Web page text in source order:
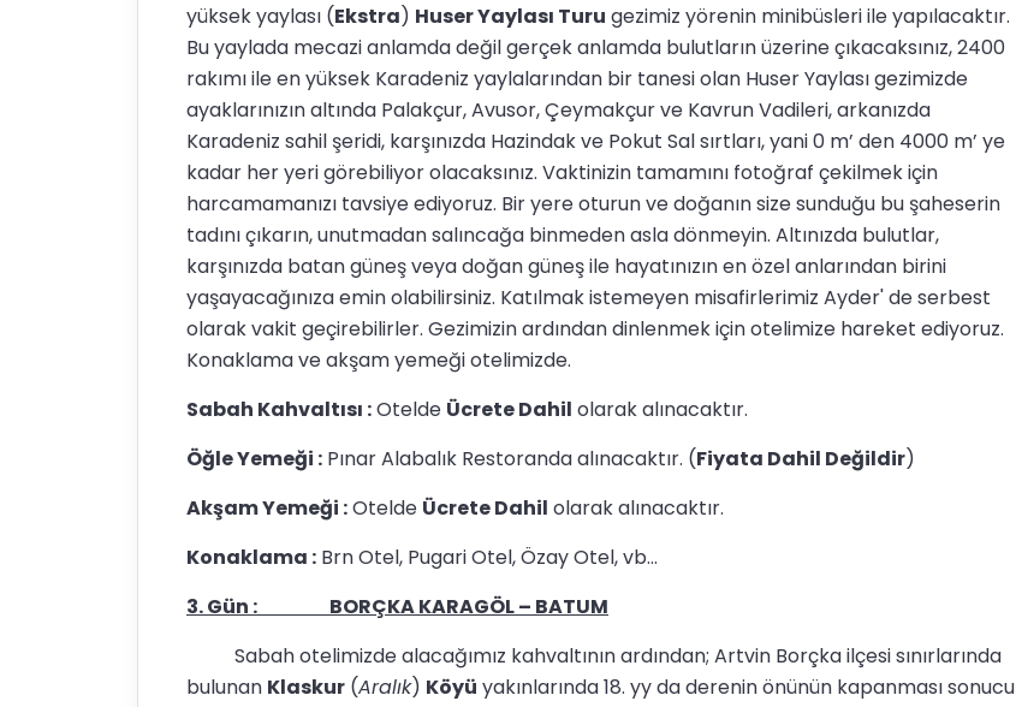
yüksek yaylası (Ekstra) Huser Yaylası Turu gezimiz yörenin minibüsleri ile yapılacaktır.
Bu yaylada mecazi anlamda değil gerçek anlamda bulutların üzerine çıkacaksınız, 2400
rakımı ile en yüksek Karadeniz yaylalarından bir tanesi olan Huser Yaylası gezimizde
ayaklarınızın altında Palakçur, Avusor, Çeymakçur ve Kavrun Vadileri, arkanızda
Karadeniz sahil şeridi, karşınızda Hazindak ve Pokut Sal sırtları, yani 0 m’ den 4000 m’ ye
kadar her yeri görebiliyor olacaksınız. Vaktinizin tamamını fotoğraf çekilmek için
harcamamanızı tavsiye ediyoruz. Bir yere oturun ve doğanın size sunduğu bu şaheserin
tadını çıkarın, unutmadan salıncağa binmeden asla dönmeyin. Altınızda bulutlar,
karşınızda batan güneş veya doğan güneş ile hayatınızın en özel anlarından birini
yaşayacağınıza emin olabilirsiniz. Katılmak istemeyen misafirlerimiz Ayder' de serbest
olarak vakit geçirebilirler. Gezimizin ardından dinlenmek için otelimize hareket ediyoruz.
Konaklama ve akşam yemeği otelimizde.
Sabah Kahvaltısı :Otelde Ücrete Dahil olarak alınacaktır.
Öğle Yemeği : Pınar Alabalık Restoranda alınacaktır. (Fiyata Dahil Değildir)
Akşam Yemeği :Otelde Ücrete Dahil olarak alınacaktır.
Konaklama : Brn Otel, Pugari Otel, Özay Otel, vb...
3. Gün : BORÇKA KARAGÖL – BATUM
Sabah otelimizde alacağımız kahvaltının ardından; Artvin Borçka ilçesi sınırlarında
bulunan Klaskur (Aralık) Köyü yakınlarında 18. yy da derenin önünün kapanması sonucu